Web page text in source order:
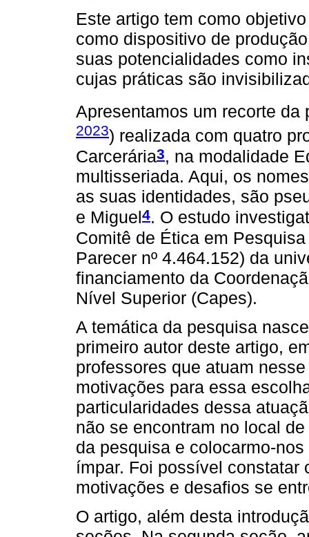
Este artigo tem como
como dispositivo de
suas potencialidades como
cujas práticas são
Apresentamos um recorte da
2023) realizada com quatro
Carcerária3, na modalidade
multisseriada. Aqui, os
as suas identidades, são
e Miguel4. O estudo
Comitê de Ética em
Parecer nº 4.464.152) da
financiamento da
Nível Superior (Capes).
A temática da pesquisa
primeiro autor deste artigo,
professores que atuam
motivações para essa
particularidades dessa
não se encontram no local
da pesquisa e colocarmo-
ímpar. Foi possível constatar
motivações e desafios se
O artigo, além desta